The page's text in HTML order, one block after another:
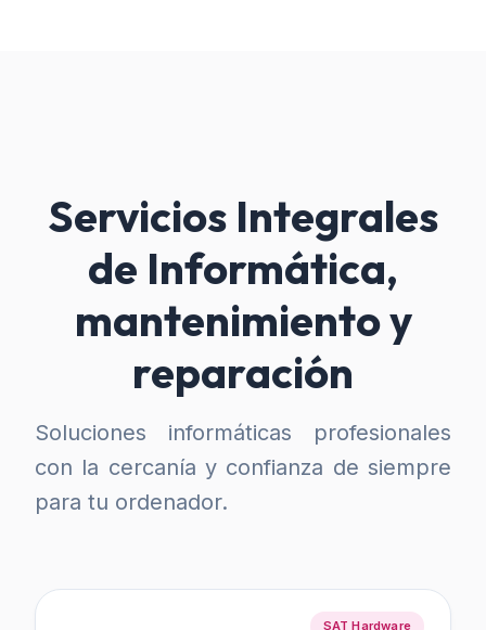
Servicios Integrales
de Informática,
mantenimiento y
reparación
Soluciones informáticas profesionales
con la cercanía y confianza de siempre
para tu ordenador.
SAT Hardware